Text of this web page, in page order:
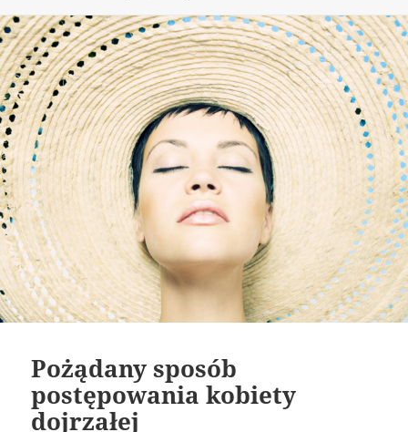
Pożądany sposób
postępowania kobiety
dojrzałej